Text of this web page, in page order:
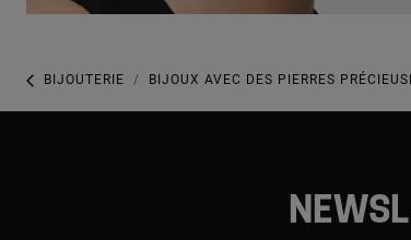
BIJOUTERIE BIJOUX AVEC DES PIERRES